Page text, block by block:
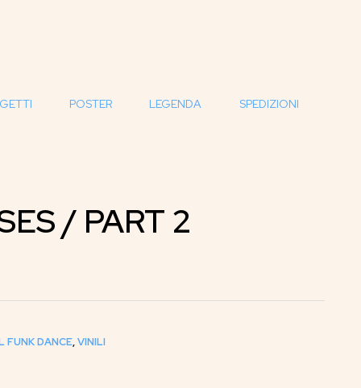
POSTER LEGENDA SPEDIZIONI
/ PART 2
FUNK DANCE,VINILI